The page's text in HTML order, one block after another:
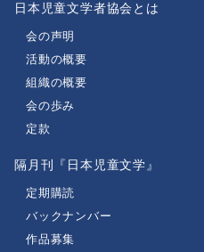
日本児童文学者協会とは
会の声明
活動の概要
組織の概要
会の歩み
定款
隔月刊『日本児童文学』
定期購読
バックナンバー
作品募集